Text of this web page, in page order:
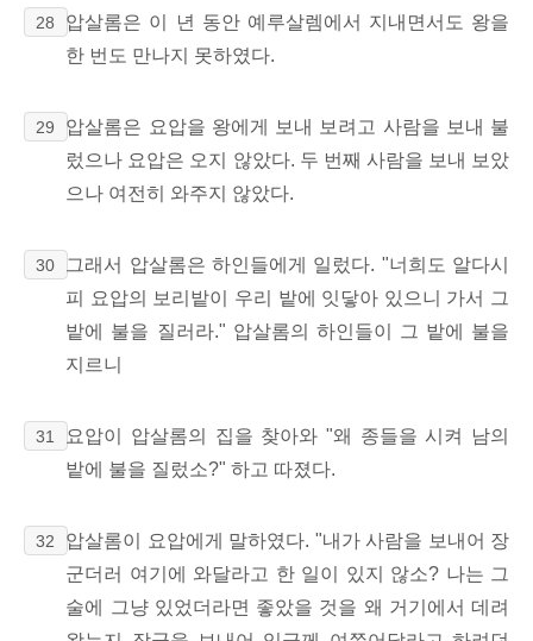
28
압살롬은 이 년 동안 예루살렘에서 지내면서도 왕을
한 번도 만나지 못하였다.
29
압살롬은 요압을 왕에게 보내 보려고 사람을 보내 불
렀으나 요압은 오지 않았다. 두 번째 사람을 보내 보았
으나 여전히 와주지 않았다.
30
그래서 압살롬은 하인들에게 일렀다. "너희도 알다시
피 요압의 보리밭이 우리 밭에 잇닿아 있으니 가서 그
밭에 불을 질러라." 압살롬의 하인들이 그 밭에 불을
지르니
31
요압이 압살롬의 집을 찾아와 "왜 종들을 시켜 남의
밭에 불을 질렀소?" 하고 따졌다.
32
압살롬이 요압에게 말하였다. "내가 사람을 보내어 장
군더러 여기에 와달라고 한 일이 있지 않소? 나는 그
술에 그냥 있었더라면 좋았을 것을 왜 거기에서 데려